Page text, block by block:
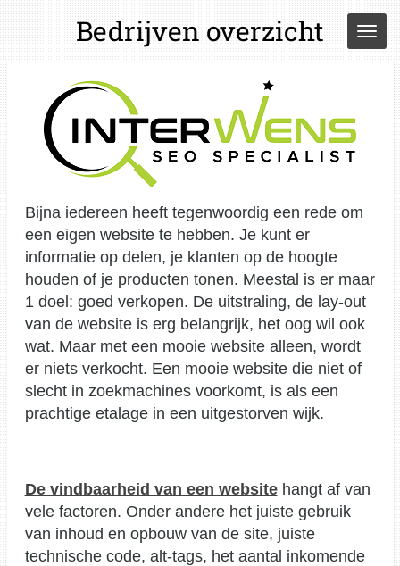
Ga
direct
hoofdinhoud
Bedrijven overzicht
Bijna iedereen heeft tegenwoordig een rede om
een eigen website te hebben. Je kunt er
informatie op delen, je klanten op de hoogte
houden of je producten tonen. Meestal is er maar
1 doel: goed verkopen. De uitstraling, de lay-out
van de website is erg belangrijk, het oog wil ook
wat. Maar met een mooie website alleen, wordt
er niets verkocht. Een mooie website die niet of
slecht in zoekmachines voorkomt, is als een
prachtige etalage in een uitgestorven wijk.
De vindbaarheid van een websitehangt af van
vele factoren. Onder andere het juiste gebruik
van inhoud en opbouw van de site, juiste
technische code, alt-tags, het aantal inkomende